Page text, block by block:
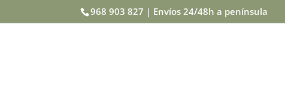
968 903 827 | Envíos 24/48h a península